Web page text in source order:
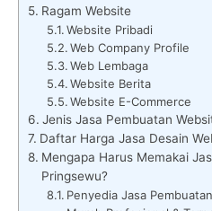
Ragam Website
Website Pribadi
Web Company Profile
Web Lembaga
Website Berita
Website E-Commerce
Jenis Jasa Pembuatan
Daftar Harga Jasa Desain
Mengapa Harus Memakai
Pringsewu?
Penyedia Jasa